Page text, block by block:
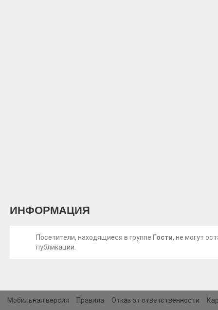
ИНФОРМАЦИЯ
Посетители, находящиеся в группе Гости, не могут
публикации.
Мобильная версия Правила Отказ от ответственности